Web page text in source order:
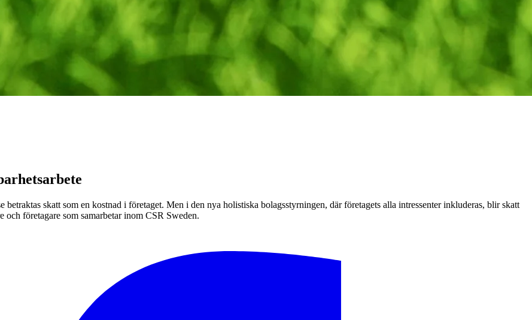
skatt som en kost­nad i företaget. Men i den nya holistiska bolagsstyrningen, där företagets alla intressenter inkluderas, blir skatt
företagare som samarbetar inom CSR Sweden.